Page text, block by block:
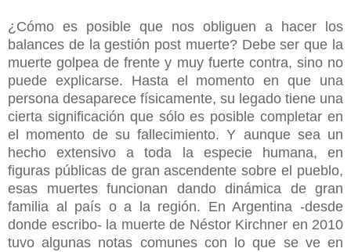
¿Cómo es posible que nos obliguen a hacer los
balances de la gestión post muerte? Debe ser que la
muerte golpea de frente y muy fuerte contra, sino no
puede explicarse. Hasta el momento en que una
persona desaparece físicamente, su legado tiene una
cierta significación que sólo es posible completar en
el momento de su fallecimiento. Y aunque sea un
hecho extensivo a toda la especie humana, en
figuras públicas de gran ascendente sobre el pueblo,
esas muertes funcionan dando dinámica de gran
familia al país o a la región. En Argentina -desde
donde escribo- la muerte de Néstor Kirchner en 2010
tuvo algunas notas comunes con lo que se ve en